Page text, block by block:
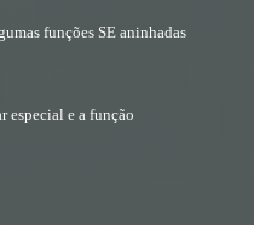
funções SE aninhadas
especial e a função